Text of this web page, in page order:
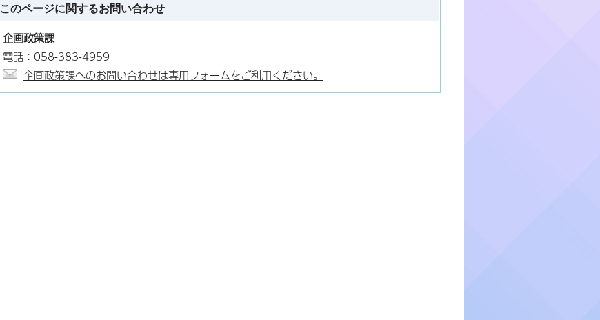
このページに関するお問い合わせ
企画政策課
電話：058-383-4959
企画政策課へのお問い合わせは専用フォームをご利用ください。